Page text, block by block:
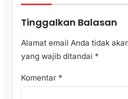
Tinggalkan Balasan
Alamat email Anda tidak
yang wajib ditandai *
Komentar *